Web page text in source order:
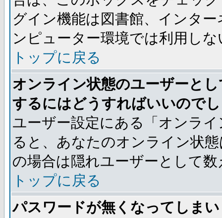
グイン機能は図書館、インタ
ンピューター環境では利用し
トップに戻る
オンライン状態のユーザーと
するにはどうすればいいので
ユーザー設定にある「オンラ
ると、あなたのオンライン状
の場合は隠れユーザーとして
トップに戻る
パスワードが無くなってしま